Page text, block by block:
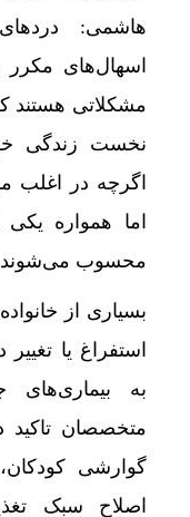
هاشمی:
اسهال‌های
مشکلاتی هستند
نخست زندگی
اگرچه در اغلب
اما همواره یکی
محسوب
بسیاری از
استفراغ یا
به
متخصصان تاکید
گوارشی
اصلاح سبک